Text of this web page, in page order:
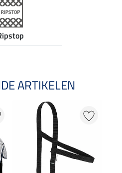
ARTIKELEN